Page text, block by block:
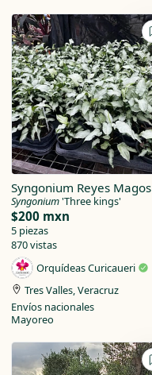
Syngonium Reyes Magos
Syngonium'Three kings'
$200 mxn
5 piezas
870 vistas
Orquídeas Curicaueri
Tres Valles, Veracruz
Envíos nacionales
Mayoreo